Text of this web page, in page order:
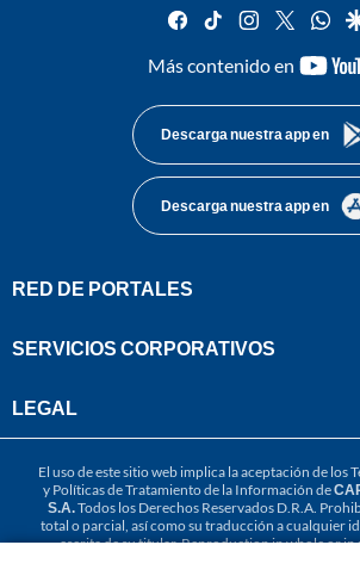
facebook
tiktok instagram
twitter
Más contenido en
Descarga nuestra app en
Descarga nuestra app en
RED DE PORTALES
SERVICIOS CORPORATIVOS
LEGAL
El uso de este sitio web implica la aceptación de los
y Políticas de Tratamiento de la Información de
S.A.Todos los Derechos Reservados D.R.A.
total o parcial, así como su traducción a cualquier
escrita de su titular. Reproduction in whole or